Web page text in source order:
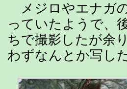
メジロやエナガ
っていたようで、
ちで撮影したが余
わずなんとか写し